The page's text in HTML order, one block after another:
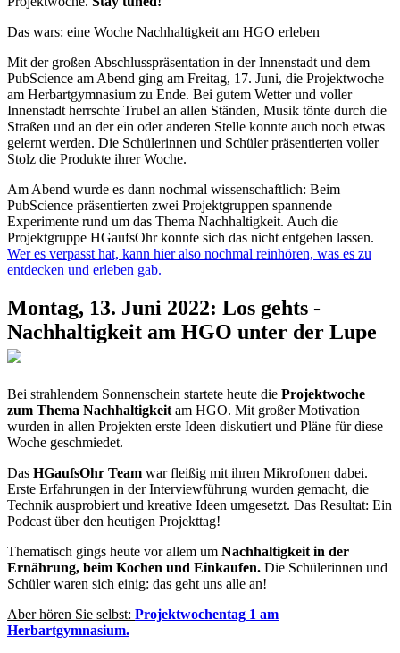
Das wars: eine Woche Nachhaltigkeit am HGO erleben
Mit der großen Abschlusspräsentation in der Innenstadt und dem
PubScience am Abend ging am Freitag, 17. Juni, die Projektwoche
am Herbartgymnasium zu Ende. Bei gutem Wetter und voller
Innenstadt herrschte Trubel an allen Ständen, Musik tönte durch die
Straßen und an der ein oder anderen Stelle konnte auch noch etwas
gelernt werden. Die Schülerinnen und Schüler präsentierten voller
Stolz die Produkte ihrer Woche.
Am Abend wurde es dann nochmal wissenschaftlich: Beim
PubScience präsentierten zwei Projektgruppen spannende
Experimente rund um das Thema Nachhaltigkeit. Auch die
Projektgruppe HGaufsOhr konnte sich das nicht entgehen lassen.
Wer es verpasst hat, kann hier also nochmal reinhören, was es zu
entdecken und erleben gab.
Montag, 13. Juni 2022: Los gehts -
Nachhaltigkeit am HGO unter der Lupe
Bei strahlendem Sonnenschein startete heute die Projektwoche
zum Thema Nachhaltigkeit am HGO. Mit großer Motivation
wurden in allen Projekten erste Ideen diskutiert und Pläne für diese
Woche geschmiedet.
Das HGaufsOhr Team war fleißig mit ihren Mikrofonen dabei.
Erste Erfahrungen in der Interviewführung wurden gemacht, die
Technik ausprobiert und kreative Ideen umgesetzt. Das Resultat: Ein
Podcast über den heutigen Projekttag!
Thematisch gings heute vor allem um Nachhaltigkeit in der
Ernährung, beim Kochen und Einkaufen. Die Schülerinnen und
Schüler waren sich einig: das geht uns alle an!
Aber hören Sie selbst: Projektwochentag 1 am
Herbartgymnasium.